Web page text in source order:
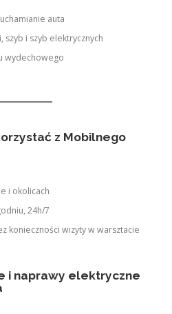
auta
szyb i szyb elektrycznych
wydechowego
z Mobilnego
i okolicach
24h/7
konieczności wizyty w warsztacie
i naprawy elektryczne